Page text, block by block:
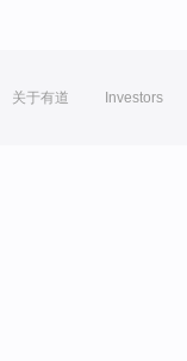
关于有道 Investors